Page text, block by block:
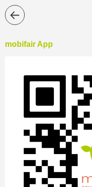
mobifair App